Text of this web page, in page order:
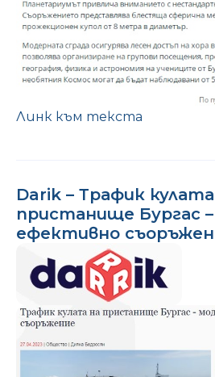
Линк към текста
Darik – Трафик
пристанище Бургас
ефективно